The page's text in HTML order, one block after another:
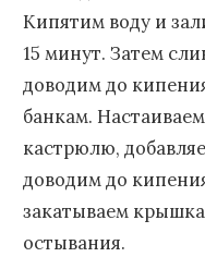
Кипятим воду и
15 минут. Затем
доводим до
банкам.
кастрюлю,
доводим до
закатываем
остывания.